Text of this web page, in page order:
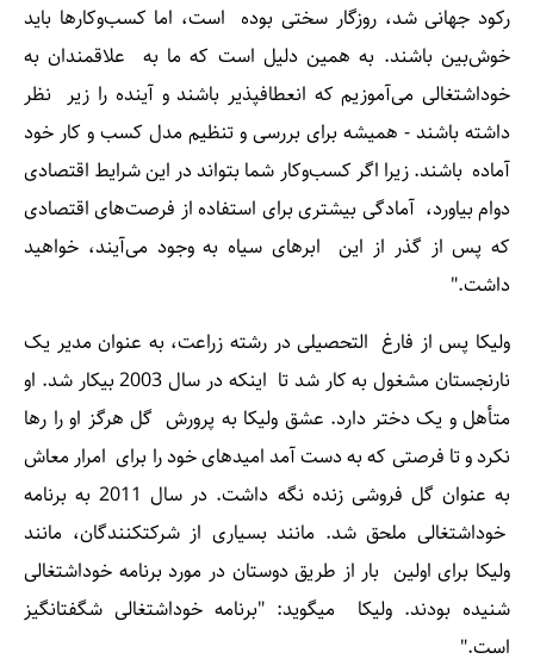
رکود جهانی شد، روزگار سختی بوده است، اما کسب‌وکارها باید
خوش‌بین باشند. به همین دلیل است که ما به علاقمندان به
خوداشتغالی می‌آموزیم که انعطاف­پذیر باشند و آینده را زیر نظر
داشته باشند - همیشه برای بررسی و تنظیم مدل کسب و کار خود
آماده باشند. زیرا اگر کسب‌وکار شما بتواند در این شرایط اقتصادی
دوام بیاورد، آمادگی بیشتری برای استفاده از فرصت‌های اقتصادی
که پس از گذر از این ابرهای سیاه به وجود می‌آیند، خواهید
داشت."
ولیکا پس از فارغ التحصیلی در رشته زراعت، به عنوان مدیر یک
نارنجستان مشغول به کار شد تا اینکه در سال 2003 بیکار شد. او
متأهل و یک دختر دارد. عشق ولیکا به پرورش گل هرگز او را رها
نکرد و تا فرصتی که به دست آمد امیدهای خود را برای امرار معاش
به عنوان گل فروشی زنده نگه داشت. در سال 2011 به برنامه
خوداشتغالی ملحق شد. مانند بسیاری از شرکت­کنندگان، مانند
ولیکا برای اولین بار از طریق دوستان در مورد برنامه خوداشتغالی
شنیده بودند. ولیکا می­گوید: "برنامه خوداشتغالی شگفت­انگیز
است."